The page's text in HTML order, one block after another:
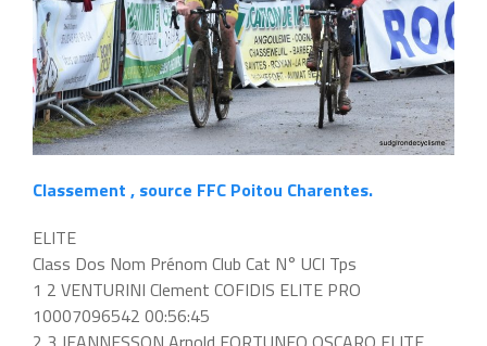
Classement , source FFC Poitou Charentes.
ELITE
Class Dos Nom Prénom Club Cat N° UCI Tps
1 2 VENTURINI Clement COFIDIS ELITE PRO
10007096542 00:56:45